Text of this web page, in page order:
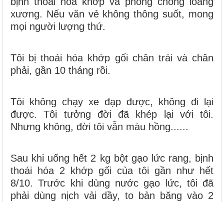
xương. Nếu văn vẻ không thông suốt, mong
mọi người lượng thứ.
Tôi bị thoái hóa khớp gối chân trái và chân
phải, gần 10 tháng rồi.
Tôi không chạy xe đạp được, không đi lại
được. Tôi tưởng đời đã khép lại với tôi.
Nhưng không, đời tôi vẫn màu hồng......
Sau khi uống hết 2 kg bột gạo lức rang, bịnh
thoái hóa 2 khớp gối của tôi gần như hết
8/10. Trước khi dùng nước gạo lức, tôi đã
phải dùng nịch vải dầy, to bản băng vào 2